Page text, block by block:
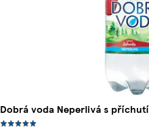
Dobrá voda Neperlivá s